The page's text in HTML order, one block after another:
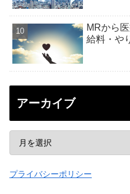
MRから
給料・や
アーカイブ
プライバシーポリシー